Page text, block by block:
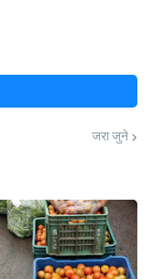
जरा जुने